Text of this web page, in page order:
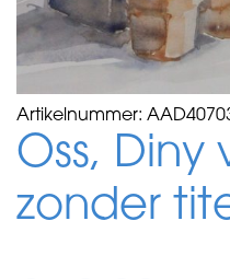
Artikelnummer:
Oss, Diny
zonder